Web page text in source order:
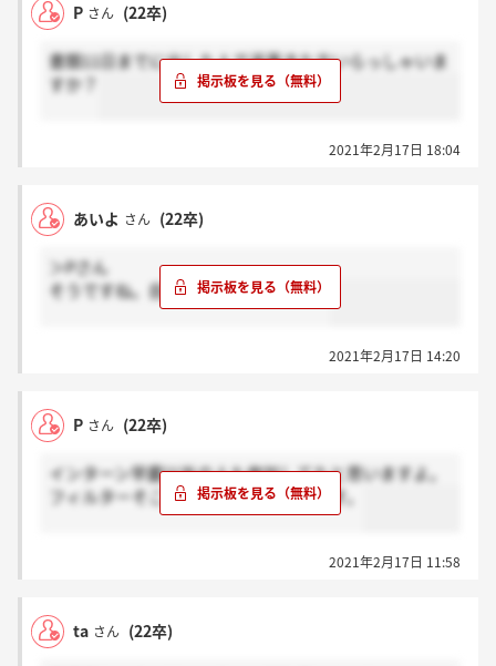
P さん (22卒)
書類11日までに出した人で返事きた方いらっしゃいま
すか？
2021年2月17日 18:04
あいよ さん (22卒)
＞Pさん
そうですね。自分も地方国公立です。
2021年2月17日 14:20
P さん (22卒)
インターン早慶以外の人も参加してたと思いますよ。
フィルターそこまで高くない気もします。
2021年2月17日 11:58
ta さん (22卒)